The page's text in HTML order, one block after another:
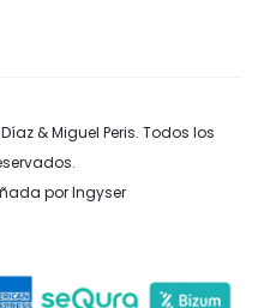
& Miguel Peris. Todos los
por Ingyser